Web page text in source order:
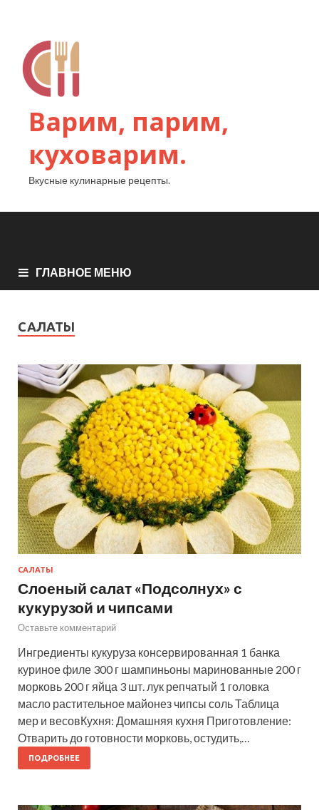
Варим, парим,
куховарим.
Вкусные кулинарные рецепты.
ГЛАВНОЕ МЕНЮ
САЛАТЫ
САЛАТЫ
Слоеный салат «Подсолнух» с
кукурузой и чипсами
Оставьте комментарий
Ингредиенты кукуруза консервированная 1 банка
куриное филе 300 г шампиньоны маринованные 200 г
морковь 200 г яйца 3 шт. лук репчатый 1 головка
масло растительное майонез чипсы соль Таблица
мер и весовКухня: Домашняя кухня Приготовление:
Отварить до готовности морковь, остудить,…
ПОДРОБНЕЕ